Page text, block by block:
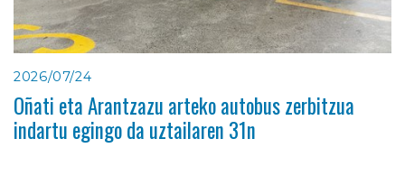
2026/07/24
Oñati eta Arantzazu arteko autobus zerbitzua
indartu egingo da uztailaren 31n